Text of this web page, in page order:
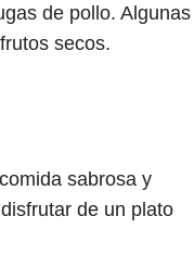
de pollo. Algunas
secos.
sabrosa y
de un plato